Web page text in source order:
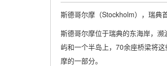
斯德哥尔摩（Stockholm），瑞典
斯德哥尔摩位于瑞典的东海岸，
屿和一个半岛上，70余座桥梁将
摩的一部分。